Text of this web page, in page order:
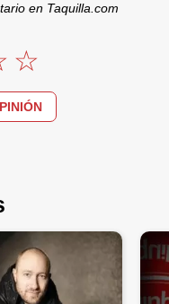
en Taquilla.com